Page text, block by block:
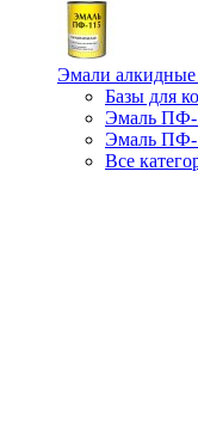
Эмали
Базы для
Эмаль ПФ-
Эмаль ПФ-
Все